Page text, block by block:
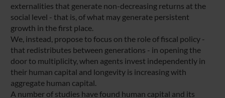
externalities that generate non-decreasing returns at the
social level - that is, of what may generate persistent
growth in the first place.
We, instead, propose to focus on the role of fiscal policy -
that redistributes between generations - in opening the
door to multiplicity, when agents invest independently in
their human capital and longevity is increasing with
aggregate human capital.
A number of studies have found human capital and its